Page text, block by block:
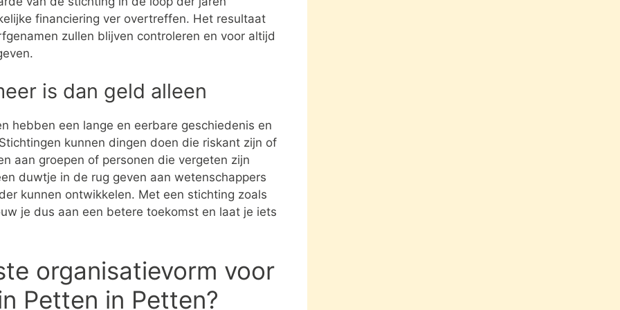
financiering ver overtreffen. Het resultaat
zullen blijven controleren en voor altijd
is dan geld alleen
hebben een lange en eerbare geschiedenis en
kunnen dingen doen die riskant zijn of
aan groepen of personen die vergeten zijn
duwtje in de rug geven aan wetenschappers
kunnen ontwikkelen. Met een stichting zoals
je dus aan een betere toekomst en laat je iets
organisatievorm voor
Petten in Petten?